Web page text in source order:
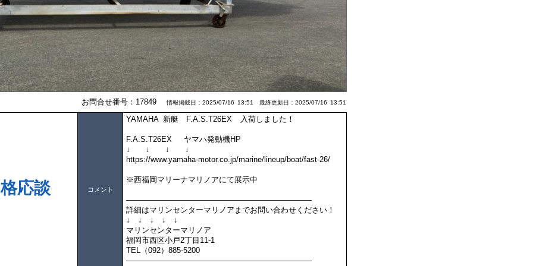
お問合せ番号：17849 情報掲載日：2025/07/16 13:51 最終更新日：2025/07/16 13:51
応談 コメント
YAMAHA 新艇 F.A.S.T26EX 入荷しました！
F.A.S.T26EX ヤマハ発動機HP
↓ ↓ ↓ ↓
https://www.yamaha-motor.co.jp/marine/lineup/boat/fast-26/
※西福岡マリーナマリノアにて展示中
――――――――――――――――――――――――
詳細はマリンセンターマリノアまでお問い合わせください！
↓ ↓ ↓ ↓ ↓
マリンセンターマリノア
福岡市西区小戸2丁目11-1
TEL（092）885-5200
――――――――――――――――――――――――